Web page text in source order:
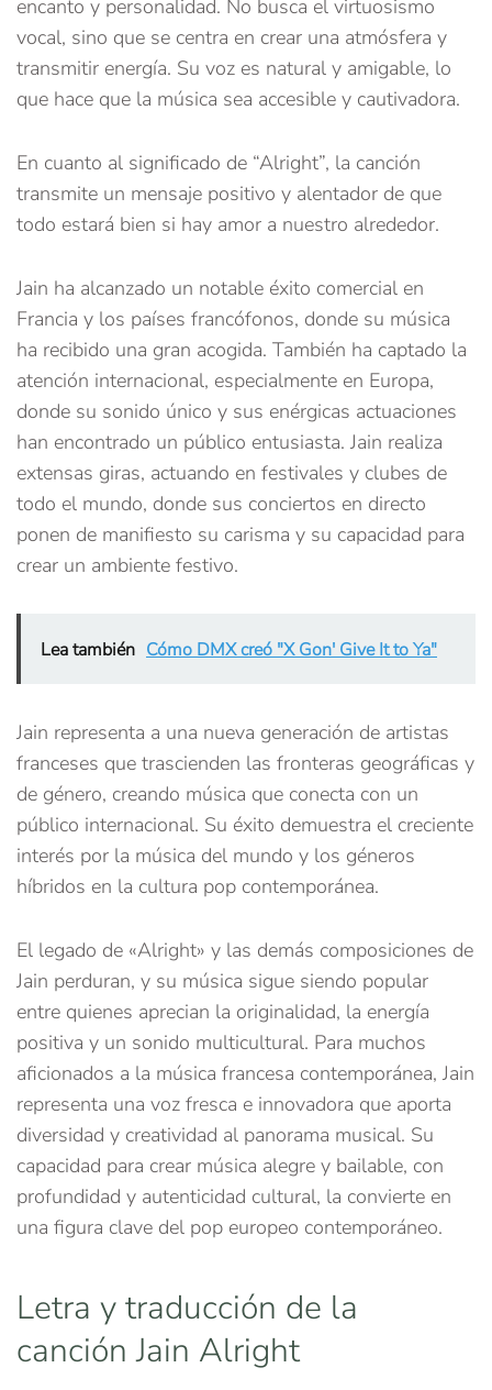
encanto y personalidad. No busca el virtuosismo
vocal, sino que se centra en crear una atmósfera y
transmitir energía. Su voz es natural y amigable, lo
que hace que la música sea accesible y cautivadora.
En cuanto al significado de “Alright”, la canción
transmite un mensaje positivo y alentador de que
todo estará bien si hay amor a nuestro alrededor.
Jain ha alcanzado un notable éxito comercial en
Francia y los países francófonos, donde su música
ha recibido una gran acogida. También ha captado la
atención internacional, especialmente en Europa,
donde su sonido único y sus enérgicas actuaciones
han encontrado un público entusiasta. Jain realiza
extensas giras, actuando en festivales y clubes de
todo el mundo, donde sus conciertos en directo
ponen de manifiesto su carisma y su capacidad para
crear un ambiente festivo.
Lea también Cómo DMX creó "X Gon' Give It to Ya"
Jain representa a una nueva generación de artistas
franceses que trascienden las fronteras geográficas y
de género, creando música que conecta con un
público internacional. Su éxito demuestra el creciente
interés por la música del mundo y los géneros
híbridos en la cultura pop contemporánea.
El legado de «Alright» y las demás composiciones de
Jain perduran, y su música sigue siendo popular
entre quienes aprecian la originalidad, la energía
positiva y un sonido multicultural. Para muchos
aficionados a la música francesa contemporánea, Jain
representa una voz fresca e innovadora que aporta
diversidad y creatividad al panorama musical. Su
capacidad para crear música alegre y bailable, con
profundidad y autenticidad cultural, la convierte en
una figura clave del pop europeo contemporáneo.
Letra y traducción de la
canción Jain Alright